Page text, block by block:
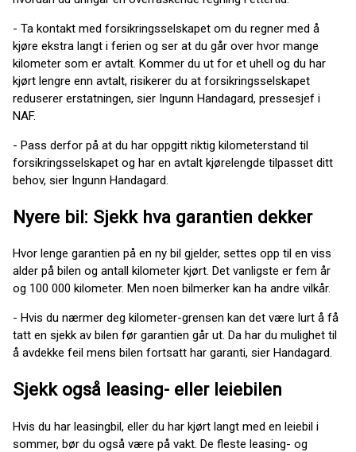
- Ta kontakt med forsikringsselskapet om du regner med å
kjøre ekstra langt i ferien og ser at du går over hvor mange
kilometer som er avtalt. Kommer du ut for et uhell og du har
kjørt lengre enn avtalt, risikerer du at forsikringsselskapet
reduserer erstatningen, sier Ingunn Handagard, pressesjef i
NAF.
- Pass derfor på at du har oppgitt riktig kilometerstand til
forsikringsselskapet og har en avtalt kjørelengde tilpasset ditt
behov, sier Ingunn Handagard.
Nyere bil: Sjekk hva garantien dekker
Hvor lenge garantien på en ny bil gjelder, settes opp til en viss
alder på bilen og antall kilometer kjørt. Det vanligste er fem år
og 100 000 kilometer. Men noen bilmerker kan ha andre vilkår.
- Hvis du nærmer deg kilometer-grensen kan det være lurt å få
tatt en sjekk av bilen før garantien går ut. Da har du mulighet til
å avdekke feil mens bilen fortsatt har garanti, sier Handagard.
Sjekk også leasing- eller leiebilen
Hvis du har leasingbil, eller du har kjørt langt med en leiebil i
sommer, bør du også være på vakt. De fleste leasing- og